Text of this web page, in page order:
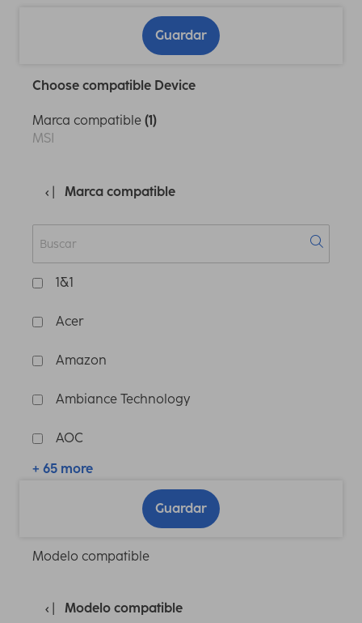
Guardar
Choose compatible Device
Marca compatible (1)
MSI
Marca compatible
1&1
Acer
Amazon
Ambiance Technology
AOC
+ 65 more
Guardar
Modelo compatible
Modelo compatible